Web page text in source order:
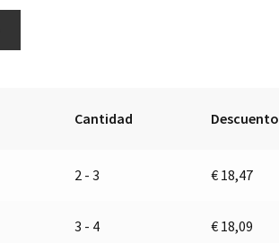
Cantidad Descuento
2 - 3 € 18,47
3 - 4 € 18,09